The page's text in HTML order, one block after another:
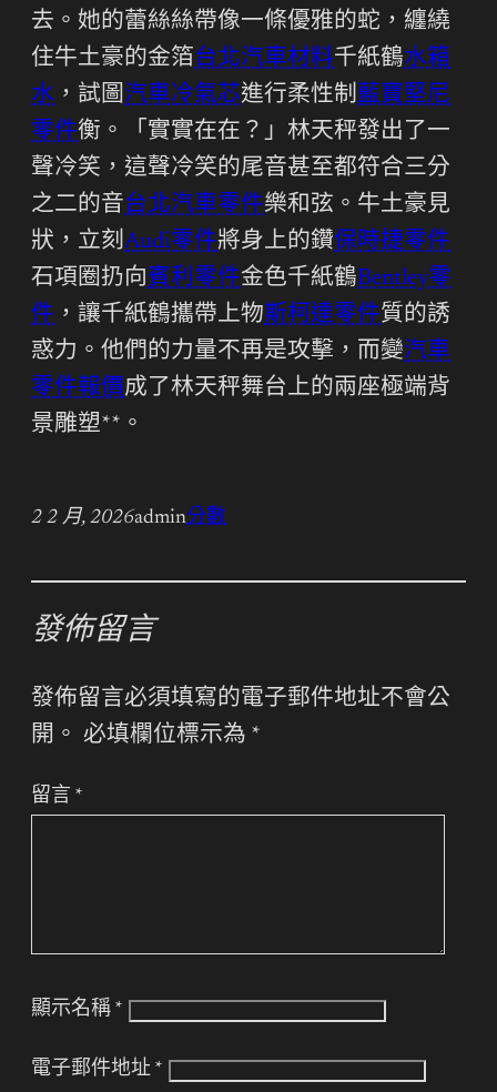
去。她的蕾絲絲帶像一條優雅的蛇，纏繞
住牛土豪的金箔台北汽車材料千紙鶴水箱
水 ，試圖汽車冷氣芯進行柔性制藍寶堅尼
零件衡。「實實在在？」林天秤發出了一
聲冷笑，這聲冷笑的尾音甚至都符合三分
之二的音台北汽車零件樂和弦。牛土豪見
狀，立刻Audi零件將身上的鑽保時捷零件
石項圈扔向賓利零件金色千紙鶴Bentley零
件 ，讓千紙鶴攜帶上物斯柯達零件質的誘
惑力。他們的力量不再是攻擊，而變汽車
零件報價成了林天秤舞台上的兩座極端背
景雕塑**。
2 2 月, 2026admin分數
發佈留言
發佈留言必須填寫的電子郵件地址不會公
開。 必填欄位標示為 *
留言 *
顯示名稱 *
電子郵件地址 *